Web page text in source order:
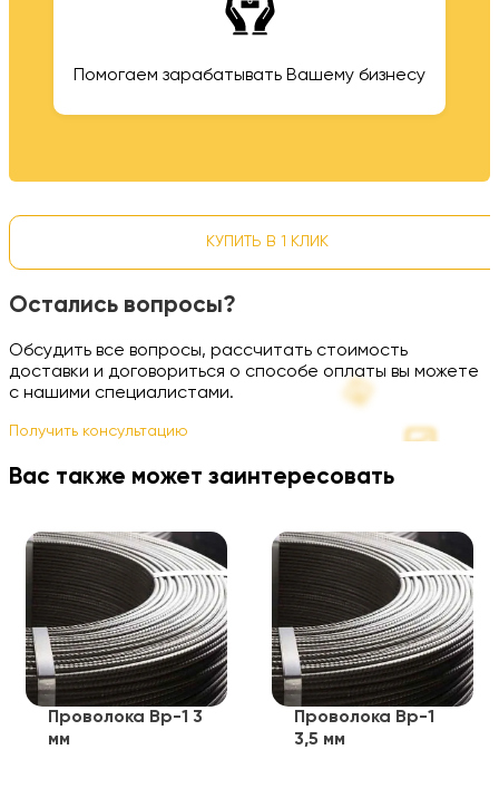
Помогаем зарабатывать Вашему бизнесу
КУПИТЬ В 1 КЛИК
Остались вопросы?
Обсудить все вопросы, рассчитать стоимость
доставки и договориться о способе оплаты вы можете
с нашими специалистами.
Получить консультацию
Вас также может заинтересовать
Проволока Вр-1 3
мм
Проволока Вр-1
3,5 мм